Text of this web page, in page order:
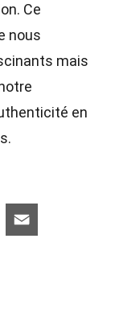
Ce
nous
mais
en